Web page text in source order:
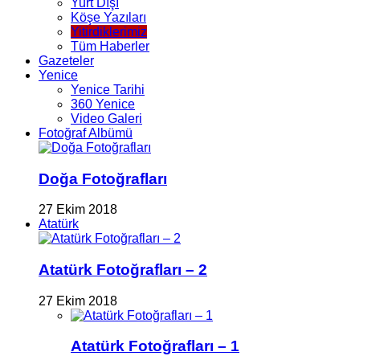
Köşe Yazıları
Yitirdiklerimiz
Tüm Haberler
Gazeteler
Yenice
Yenice Tarihi
360 Yenice
Video Galeri
Fotoğraf Albümü
Doğa Fotoğrafları
27 Ekim 2018
Atatürk
Atatürk Fotoğrafları – 2
27 Ekim 2018
Atatürk Fotoğrafları – 1